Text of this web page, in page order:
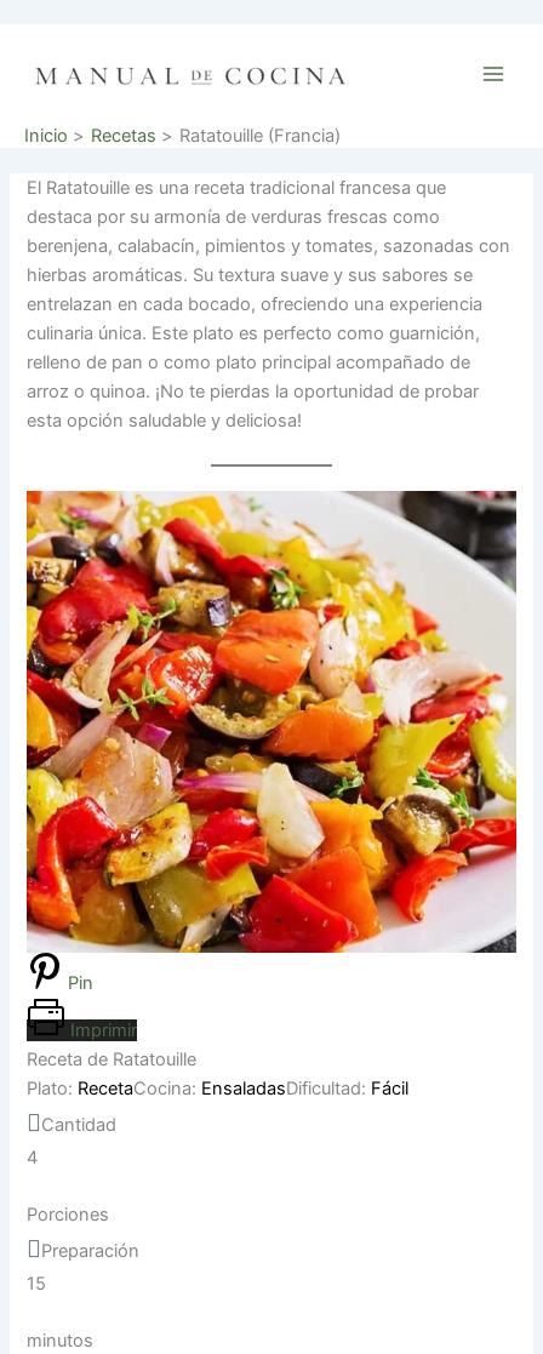
contenido
Inicio Recetas Ratatouille (Francia)
El Ratatouille es una receta tradicional francesa que
destaca por su armonía de verduras frescas como
berenjena, calabacín, pimientos y tomates, sazonadas con
hierbas aromáticas. Su textura suave y sus sabores se
entrelazan en cada bocado, ofreciendo una experiencia
culinaria única. Este plato es perfecto como guarnición,
relleno de pan o como plato principal acompañado de
arroz o quinoa. ¡No te pierdas la oportunidad de probar
esta opción saludable y deliciosa!
Pin
Imprimir
Receta de Ratatouille
Plato: RecetaCocina: EnsaladasDificultad: Fácil
Cantidad
4
Porciones
Preparación
15
minutos